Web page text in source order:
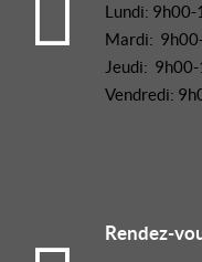
Lundi:
Mardi:
Jeudi:
Vendredi:
Rendez-